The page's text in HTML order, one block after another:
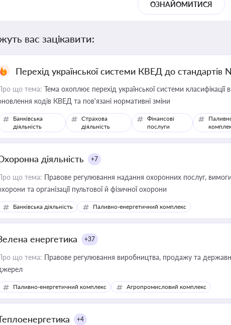
ОЗНАЙОМИТИСЯ
вас зацікавити:
Перехід української системи КВЕД до стандартів
що тема: Тема охоплює перехід української системи класифікації
кодів КВЕД та пов'язані нормативні зміни
Банківська
діяльність
Страхова
діяльність
Фінансові
послуги
діяльність +7
що тема: Правове регулювання надання охоронних послуг,
та організації пультової й фізичної охорони
Банківська діяльність Паливно-енергетичний комплекс
енергетика +37
що тема: Правове регулювання виробництва, продажу та
Паливно-енергетичний комплекс Агропромисловий комплекс
+4